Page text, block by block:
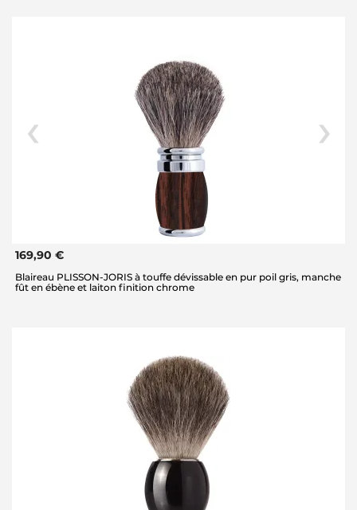
169,90 €
Blaireau PLISSON-JORIS à touffe dévissable en pur poil gris, manche
fût en ébène et laiton finition chrome